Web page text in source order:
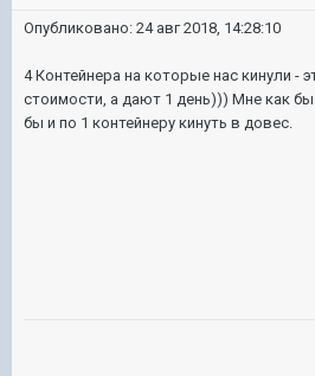
Опубликовано: 24 авг 2018, 14:28:10
4 Контейнера на которые нас кинули -
стоимости, а дают 1 день))) Мне как
бы и по 1 контейнеру кинуть в довес.